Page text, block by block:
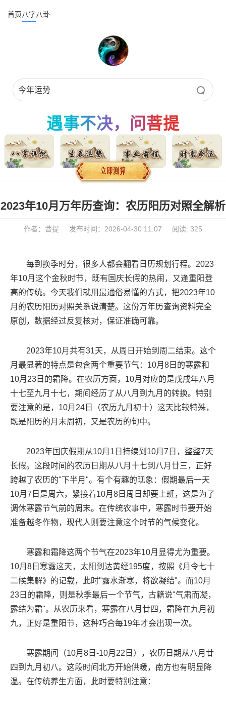
首页八字八卦
遇事不决，问菩提
2023年10月万年历查询：农历阳历对照全解析
作者：菩提 发布时间：2026-04-30 11:07 阅读: 325
每到换季时分，很多人都会翻看日历规划行程。2023
年10月这个金秋时节，既有国庆长假的热闹，又逢重阳登
高的传统。今天我们就用最通俗易懂的方式，把2023年10
月的农历阳历对照关系说清楚。这份万年历查询资料完全
原创，数据经过反复核对，保证准确可靠。
2023年10月共有31天，从周日开始到周二结束。这个
月最显著的特点是包含两个重要节气：10月8日的寒露和
10月23日的霜降。在农历方面，10月对应的是戊戌年八月
十七至九月十七，期间经历了从八月到九月的转换。特别
要注意的是，10月24日（农历九月初十）这天比较特殊，
既是阳历的月末周初，又是农历的旬中。
2023年国庆假期从10月1日持续到10月7日，整整7天
长假。这段时间的农历日期从八月十七到八月廿三，正好
跨越了农历的"下半月"。有个有趣的现象：假期最后一天
10月7日是周六，紧接着10月8日周日却要上班，这是为了
调休寒露节气前的周末。在传统农事中，寒露时节要开始
准备越冬作物，现代人则要注意这个时节的气候变化。
寒露和霜降这两个节气在2023年10月显得尤为重要。
10月8日寒露这天，太阳到达黄经195度，按照《月令七十
二候集解》的记载，此时"露水渐寒，将欲凝结"。而10月
23日的霜降，则是秋季最后一个节气，古籍说"气肃而凝，
露结为霜"。从农历来看，寒露在八月廿四，霜降在九月初
九，正好是重阳节，这种巧合每19年才会出现一次。
寒露期间（10月8日-10月22日），农历日期从八月廿
四到九月初八。这段时间北方开始供暖，南方也有明显降
温。在传统养生方面，此时要特别注意：